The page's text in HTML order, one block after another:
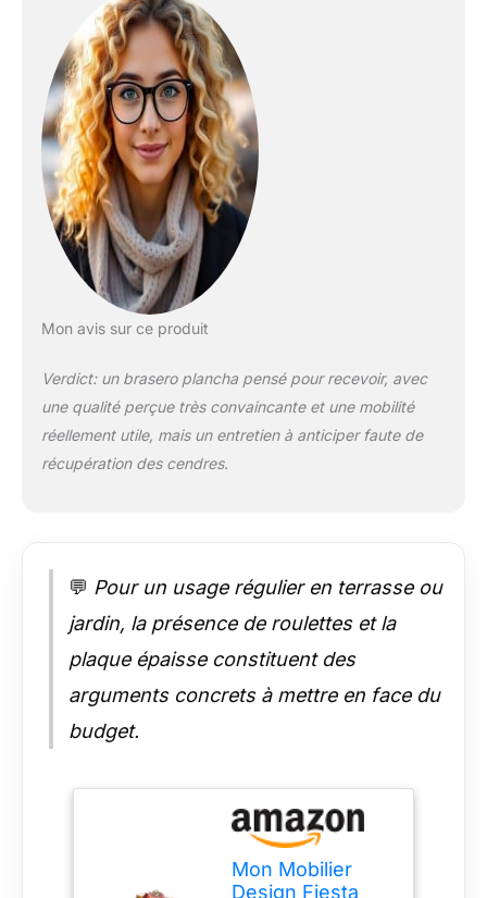
de cuisson est facile
à nettoyer, ce qui
permet de maintenir
le brasero en bon
état pour de
nombreuses années.
Mon avis sur ce produit
Verdict: un brasero plancha pensé pour recevoir, avec
une qualité perçue très convaincante et une mobilité
réellement utile, mais un entretien à anticiper faute de
récupération des cendres.
💬 Pour un usage régulier en terrasse ou
jardin, la présence de roulettes et la
plaque épaisse constituent des
arguments concrets à mettre en face du
budget.
Mon Mobilier
Design Fiesta